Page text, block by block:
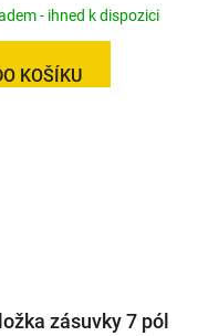
- ihned k dispozici
KOŠÍKU
zásuvky 7 pól